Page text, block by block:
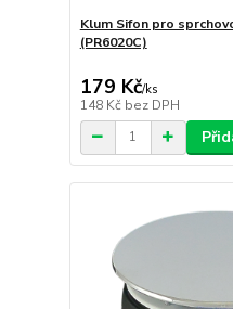
Klum Sifon pro
(PR6020C)
179 Kč/ks
148 Kč bez DPH